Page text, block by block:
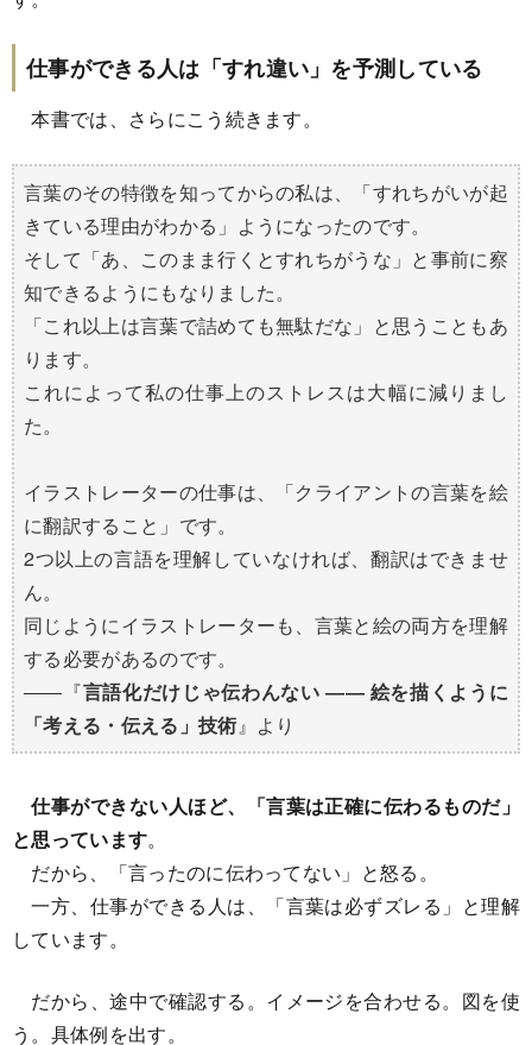
仕事ができる人は「すれ違い」を予測している
本書では、さらにこう続きます。
言葉のその特徴を知ってからの私は、「すれちがいが起
きている理由がわかる」ようになったのです。
そして「あ、このまま行くとすれちがうな」と事前に察
知できるようにもなりました。
「これ以上は言葉で詰めても無駄だな」と思うこともあ
ります。
これによって私の仕事上のストレスは大幅に減りまし
た。
イラストレーターの仕事は、「クライアントの言葉を絵
に翻訳すること」です。
2つ以上の言語を理解していなければ、翻訳はできませ
ん。
同じようにイラストレーターも、言葉と絵の両方を理解
する必要があるのです。
――『言語化だけじゃ伝わんない ―― 絵を描くように
「考える・伝える」技術』より
仕事ができない人ほど、「言葉は正確に伝わるものだ」
と思っています。
だから、「言ったのに伝わってない」と怒る。
一方、仕事ができる人は、「言葉は必ずズレる」と理解
しています。
だから、途中で確認する。イメージを合わせる。図を使
う。具体例を出す。